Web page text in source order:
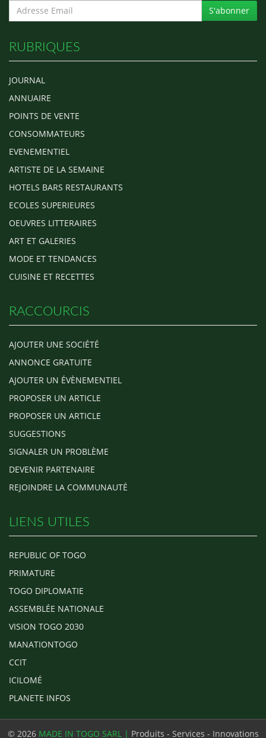
S'abonner
RUBRIQUES
JOURNAL
ANNUAIRE
POINTS DE VENTE
CONSOMMATEURS
EVENEMENTIEL
ARTISTE DE LA SEMAINE
HOTELS BARS RESTAURANTS
ECOLES SUPERIEURES
OEUVRES LITTERAIRES
ART ET GALERIES
MODE ET TENDANCES
CUISINE ET RECETTES
RACCOURCIS
AJOUTER UNE SOCIÉTÉ
ANNONCE GRATUITE
AJOUTER UN ÉVÈNEMENTIEL
PROPOSER UN ARTICLE
PROPOSER UN ARTICLE
SUGGESTIONS
SIGNALER UN PROBLÈME
DEVENIR PARTENAIRE
REJOINDRE LA COMMUNAUTÉ
LIENS UTILES
REPUBLIC OF TOGO
PRIMATURE
TOGO DIPLOMATIE
ASSEMBLÉE NATIONALE
VISION TOGO 2030
MANATIONTOGO
CCIT
ICILOMÉ
PLANETE INFOS
© 2026 MADE IN TOGO SARL | Produits - Services - Innovations